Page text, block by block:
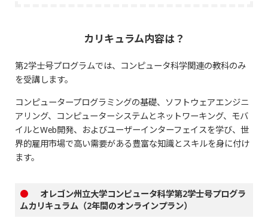
カリキュラム内容は？
第2学士号プログラムでは、コンピュータ科学関連の教科のみ
を受講します。
コンピュータープログラミングの基礎、ソフトウェアエンジニ
アリング、コンピューターシステムとネットワーキング、モバ
イルとWeb開発、およびユーザーインターフェイスを学び、世
界的雇用市場で高い需要がある豊富な知識とスキルを身に付け
ます。
●
オレゴン州立大学コンピュータ科学第2学士号プログラ
ムカリキュラム（2年間のオンラインプラン）